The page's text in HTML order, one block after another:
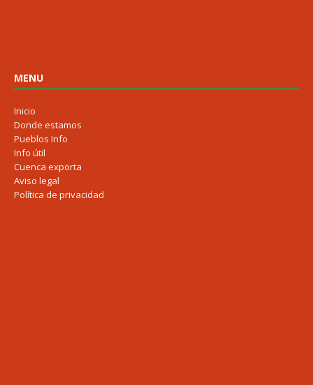
MENU
Inicio
Donde estamos
Pueblos Info
Info útil
Cuenca exporta
Aviso legal
Política de privacidad